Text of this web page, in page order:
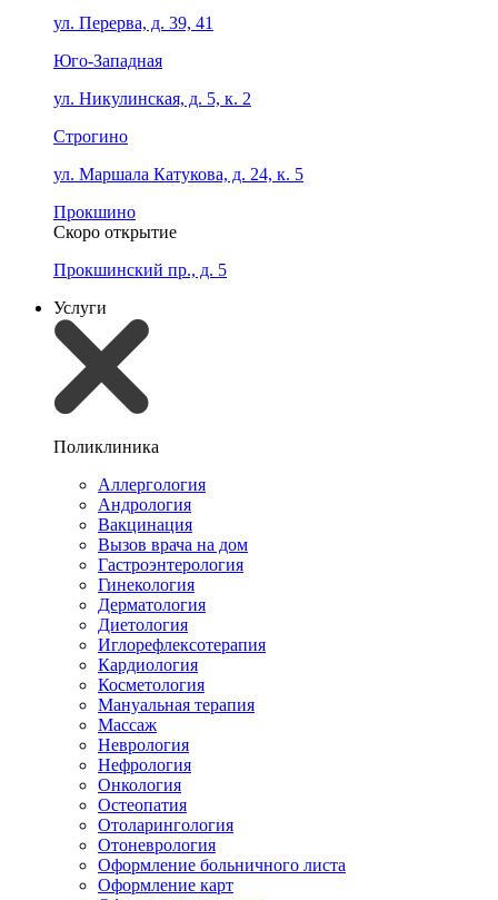
ул. Перерва, д. 39, 41
Юго-Западная
ул. Никулинская, д. 5, к. 2
Строгино
ул. Маршала Катукова, д. 24, к. 5
Прокшино
Скоро открытие
Прокшинский пр., д. 5
Услуги
Поликлиника
Аллергология
Андрология
Вакцинация
Вызов врача на дом
Гастроэнтерология
Гинекология
Дерматология
Диетология
Иглорефлексотерапия
Кардиология
Косметология
Мануальная терапия
Массаж
Неврология
Нефрология
Онкология
Остеопатия
Отоларингология
Отоневрология
Оформление больничного листа
Оформление карт